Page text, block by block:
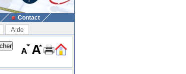
Contact
Aide